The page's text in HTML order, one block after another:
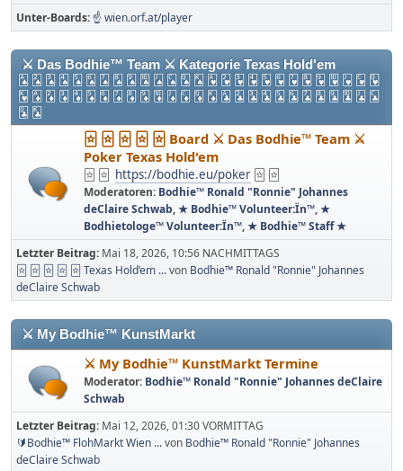
Unter-Boards ☝ wien.orf.at/player
⚔ Das Bodhie™ Team ⚔ Kategorie Texas Hold'em
🂡 🂢 🂣 🂤 🂥 🂦 🂧 🂨 🂩 🂪 🂫 🂬 🂭 🂮 🂱 🂲 🂳 🂴 🂵 🂶 🂷 🂸 🂹 🂺 🂻 🂼 🂽
🂾 🃁 🃂 🃃 🃄 🃅 🃆 🃇 🃈 🃉 🃊 🃋 🃌 🃍 🃎 🃑 🃒 🃓 🃔 🃕 🃖 🃗 🃘 🃙 🃚 🃛 🃜
🃝 🃞
🃟 🃟 🃟 🃟 🃟 Board ⚔ Das Bodhie™ Team ⚔
Poker Texas Hold'em
🃟 🃟 https://bodhie.eu/poker 🃟 🃟
Moderatoren: Bodhie™ Ronald "Ronnie" Johannes
deClaire Schwab,★ Bodhie™ Volunteer:Ïn™,★
Bodhietologe™ Volunteer:Ïn™,★ Bodhie™ Staff ★
Letzter Beitrag: Mai 18, 2026, 10:56 NACHMITTAGS
🃟 🃟 🃟 🃟 🃟 Texas Hold’em ...von Bodhie™ Ronald "Ronnie" Johannes
deClaire Schwab
⚔ My Bodhie™ KunstMarkt
⚔ My Bodhie™ KunstMarkt Termine
Moderator: Bodhie™ Ronald "Ronnie" Johannes deClaire
Schwab
Letzter Beitrag: Mai 12, 2026, 01:30 VORMITTAG
🔰Bodhie™ FlohMarkt Wien ...von Bodhie™ Ronald "Ronnie" Johannes
deClaire Schwab